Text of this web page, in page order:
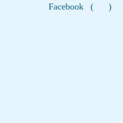
Facebook ( )